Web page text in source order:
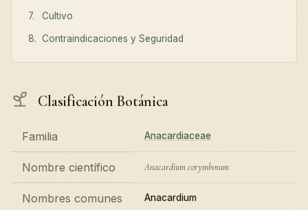
Cultivo
Contraindicaciones y Seguridad
Clasificación Botánica
Familia Anacardiaceae
Nombre científico Anacardium corymbosum
Nombres comunes Anacardium